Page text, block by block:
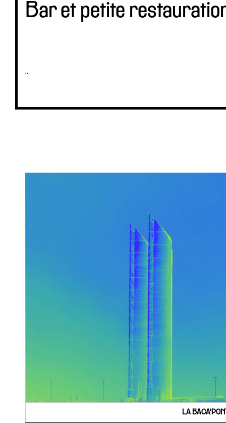
Bar et petite
..
LA